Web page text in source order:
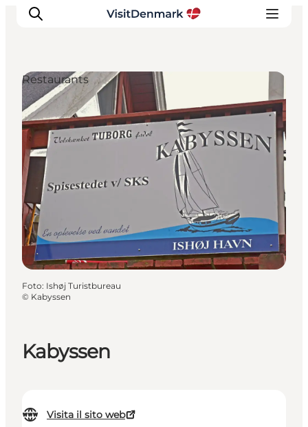
Ispirazioni
Dove andare
Cosa fare
Dove dormire
Pianifica il viaggio
Kabyssen
Visita il sito web
Restaurants
Foto: Ishøj Turistbureau
© Kabyssen